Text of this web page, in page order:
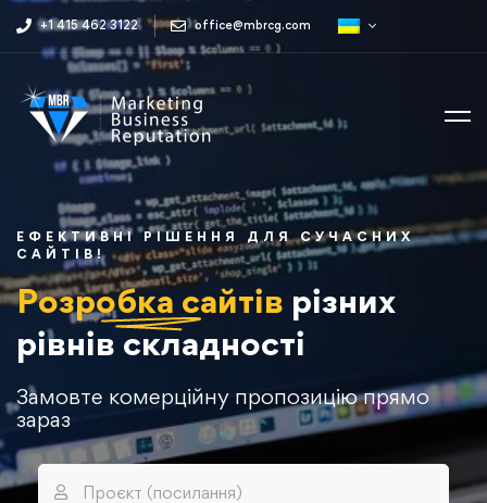
+1 415 462 3122 office@mbrcg.com
ЕФЕКТИВНІ РІШЕННЯ ДЛЯ СУЧАСНИХ
САЙТІВ!
Розробка сайтів різних
рівнів складності
Замовте комерційну пропозицію прямо
зараз